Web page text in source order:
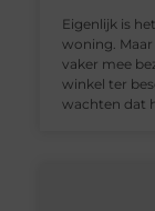
Eigenlijk is
woning.
vaker mee
winkel ter
wachten dat